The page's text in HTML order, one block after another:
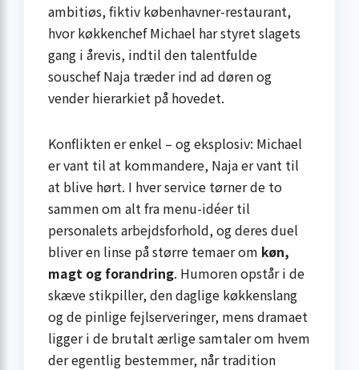
ambitiøs, fiktiv københavner-restaurant,
hvor køkkenchef Michael har styret slagets
gang i årevis, indtil den talentfulde
souschef Naja træder ind ad døren og
vender hierarkiet på hovedet.
Konflikten er enkel – og eksplosiv: Michael
er vant til at kommandere, Naja er vant til
at blive hørt. I hver service tørner de to
sammen om alt fra menu-idéer til
personalets arbejdsforhold, og deres duel
bliver en linse på større temaer om køn,
magt og forandring. Humoren opstår i de
skæve stikpiller, den daglige køkkenslang
og de pinlige fejlserveringer, mens dramaet
ligger i de brutalt ærlige samtaler om hvem
der egentlig bestemmer, når tradition